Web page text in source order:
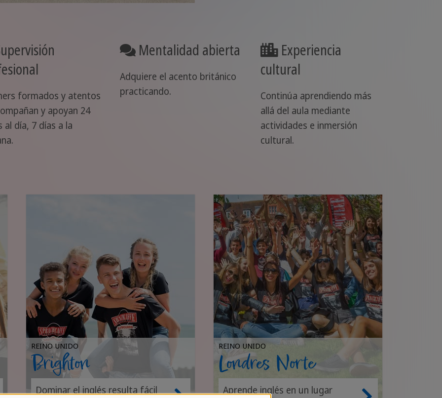
formados y atentos
y apoyan 24
al día, 7 días a la
Mentalidad abierta
Adquiere el acento británico
practicando.
Experiencia
cultural
Continúa aprendiendo más
allá del aula mediante
actividades e inmersión
cultural.
REINO UNIDO
Brighton
Dominar el inglés resulta fácil
REINO UNIDO
Londres Norte
Aprende inglés en un lugar